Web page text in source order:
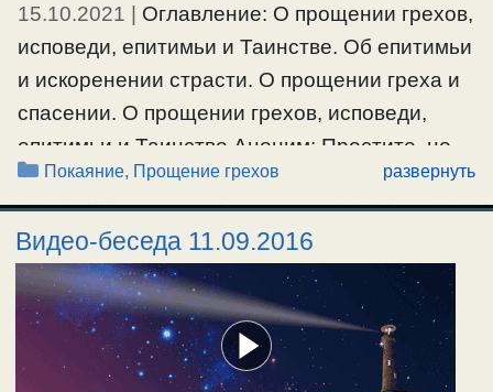
15.10.2021
Оглавление: О прощении грехов,
исповеди, епитимьи и Таинстве. Об епитимьи
и искоренении страсти. О прощении греха и
спасении. О прощении грехов, исповеди,
епитимьи и Таинстве Аноним: Простите, но
на мой взгляд, Вы слишком категоричны.
Хотя всё что Вы пишите с одной стороны и
правильно, но, я думаю, что никто из нас не
может утверждать как, когда …
#епитимия #исповедь
#покаяние
Рубрики
Покаяние, Прощение грехов развернуть
Видео-беседа 11.09.2016